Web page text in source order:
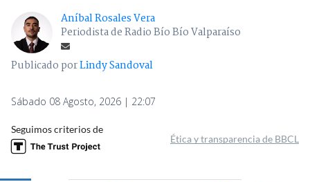
Aníbal Rosales Vera
Periodista de Radio Bío Bío Valparaíso
Publicado porLindy Sandoval
Sábado 08 Agosto, 2026 | 22:07
Seguimos criterios de
Ética y transparencia de BBCL